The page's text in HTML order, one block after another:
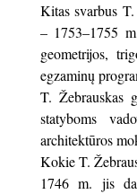
Kitas svarbus
– 1753–1755
geometrijos,
egzaminų
T. Žebrauskas
statyboms
architektūros
Kokie T.
1746 m. jis